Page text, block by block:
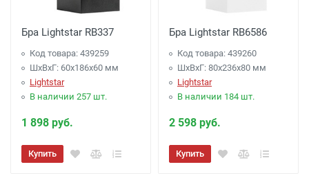
Бра Lightstar RB337
Код товара: 439259
ШхВхГ: 60x186x60 мм
Lightstar
В наличии 257 шт.
1 898 руб.
Купить
Бра Lightstar RB6586
Код товара: 439260
ШхВхГ: 80x236x80 мм
Lightstar
В наличии 184 шт.
2 598 руб.
Купить